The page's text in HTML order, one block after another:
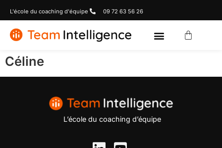
L'école du coaching d'équipe 09 72 63 56 26
Céline
L’école du coaching d’équipe